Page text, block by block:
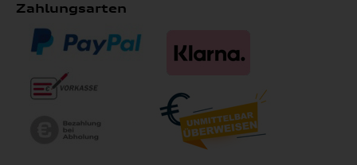
Zahlungsarten